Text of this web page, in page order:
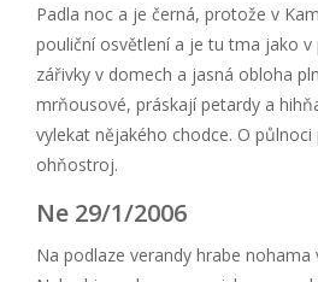
Padla noc a je černá, protože v
pouliční osvětlení a je tu tma jako v
zářivky v domech a jasná obloha
mrňousové, práskají petardy a
vylekat nějakého chodce. O
ohňostroj.
Ne 29/1/2006
Na podlaze verandy hrabe nohama